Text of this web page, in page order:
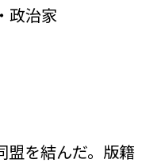
政治家
盟を結んだ。版籍